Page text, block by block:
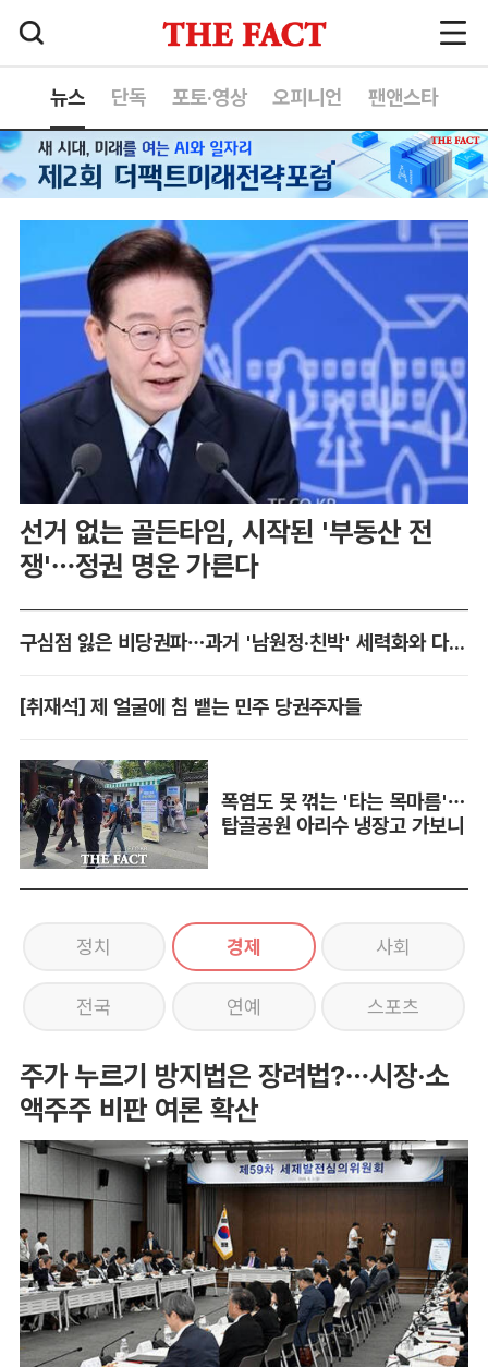
뉴스 단독 포토·영상 오피니언 팬앤스타
선거 없는 골든타임, 시작된 '부동산 전
쟁'…정권 명운 가른다
구심점 잃은 비당권파…과거 '남원정·친박' 세력화와 다른 점은
[취재석] 제 얼굴에 침 뱉는 민주 당권주자들
폭염도 못 꺾는 '타는 목마름'…
탑골공원 아리수 냉장고 가보니
정치 경제 사회
전국 연예 스포츠
주가 누르기 방지법은 장려법?…시장·소
액주주 비판 여론 확산